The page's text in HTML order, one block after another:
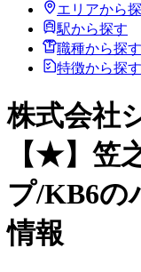
エリアから
駅から探す
職種から探す
特徴から探す
株式会社
【★】笠
プ/KB6の
情報